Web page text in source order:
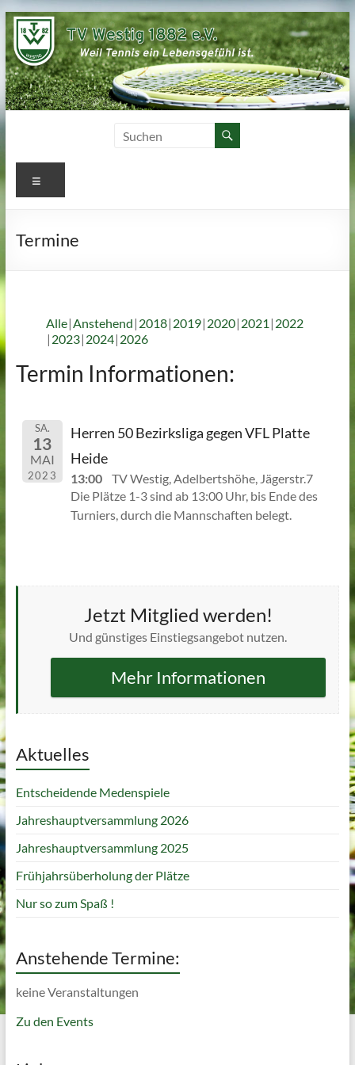
Zum
Inhalt
springen
Termine
Alle Anstehend 2018 2019 2020 2021 2022
2023 2024 2026
Termin Informationen:
SA.
13
MAI
2023
Herren 50 Bezirksliga gegen VFL Platte
Heide
13:00
TV Westig, Adelbertshöhe, Jägerstr.7
Die Plätze 1-3 sind ab 13:00 Uhr, bis Ende des
Turniers, durch die Mannschaften belegt.
Jetzt Mitglied werden!
Und günstiges Einstiegsangebot nutzen.
Mehr Informationen
Aktuelles
Entscheidende Medenspiele
Jahreshauptversammlung 2026
Jahreshauptversammlung 2025
Frühjahrsüberholung der Plätze
Nur so zum Spaß !
Anstehende Termine:
keine Veranstaltungen
Zu den Events